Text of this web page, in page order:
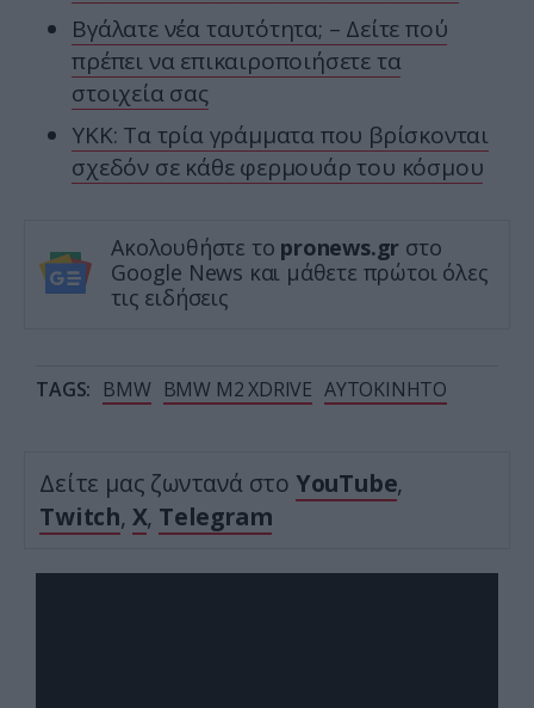
Βγάλατε νέα ταυτότητα; – Δείτε πού
πρέπει να επικαιροποιήσετε τα
στοιχεία σας
YKK: Τα τρία γράμματα που βρίσκονται
σχεδόν σε κάθε φερμουάρ του κόσμου
Ακολουθήστε το pronews.gr στο
Google News και μάθετε πρώτοι όλες
τις ειδήσεις
TAGS: BMW BMW M2 XDRIVE ΑΥΤΟΚΙΝΗΤΟ
Δείτε μας ζωντανά στο YouTube,
Twitch, X, Telegram